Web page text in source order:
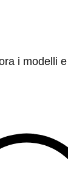
i modelli